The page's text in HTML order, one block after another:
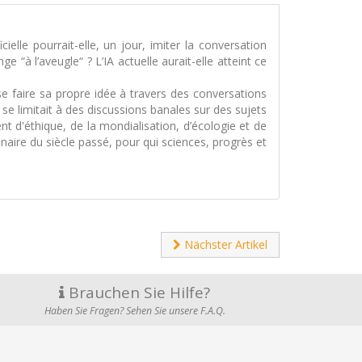
pourrait-elle, un jour, imiter la conversation
“à l’aveugle“ ? L’IA actuelle aurait-elle atteint ce
faire sa propre idée à travers des conversations
limitait à des discussions banales sur des sujets
d'éthique, de la mondialisation, d’écologie et de
du siècle passé, pour qui sciences, progrès et
Nächster Artikel
Brauchen Sie Hilfe?
Haben Sie Fragen? Sehen Sie unsere F.A.Q.